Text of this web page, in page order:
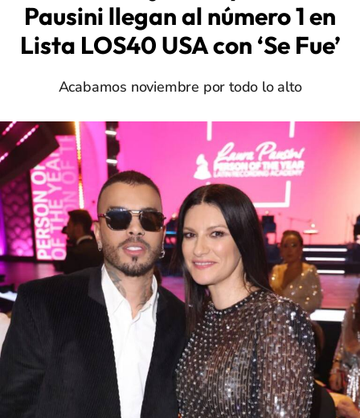
Pausini llegan al número 1 en
Lista LOS40 USA con ‘Se Fue’
Acabamos noviembre por todo lo alto